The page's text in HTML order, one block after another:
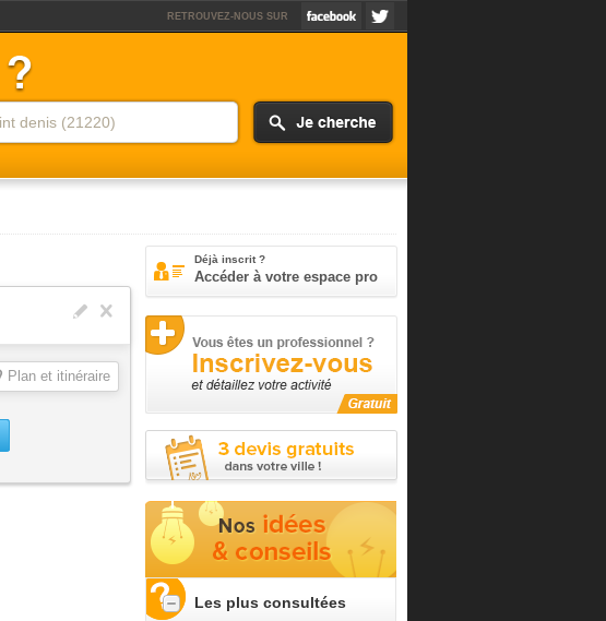
RETROUVEZ-NOUS SUR
Plan et itinéraire
Déjà inscrit ?
Accéder à votre espace pro
Les plus consultées